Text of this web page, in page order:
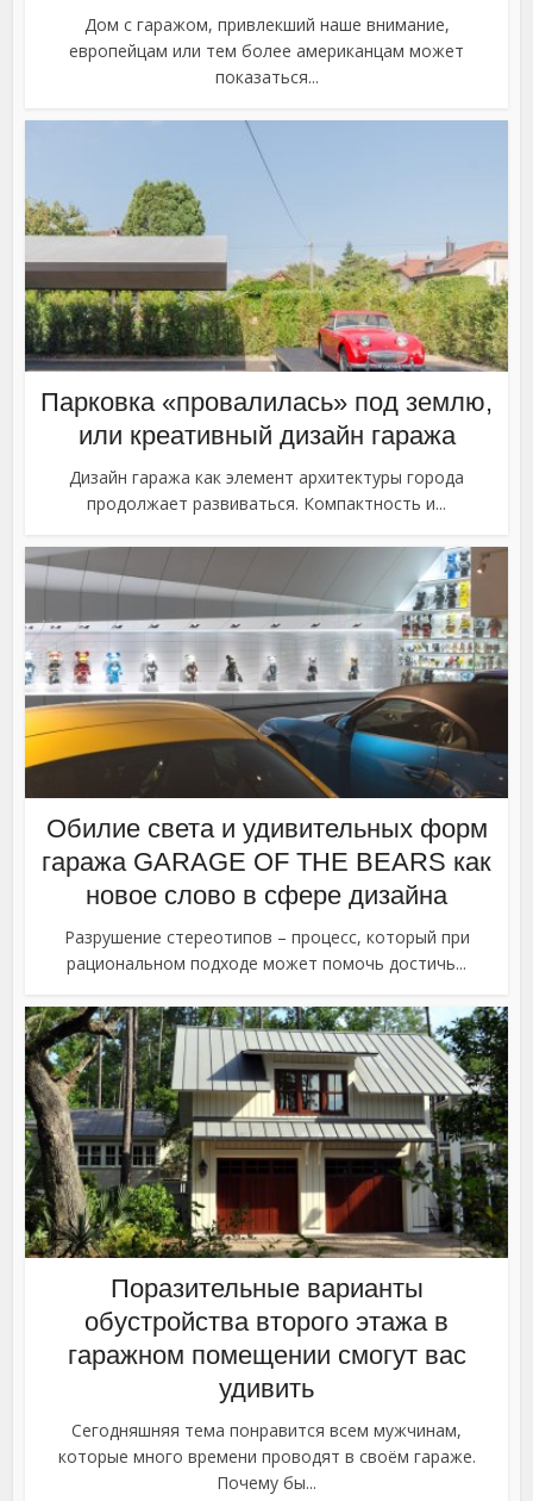
Дом с гаражом, привлекший наше внимание,
европейцам или тем более американцам может
показаться...
Парковка «провалилась» под землю,
или креативный дизайн гаража
Дизайн гаража как элемент архитектуры города
продолжает развиваться. Компактность и...
Обилие света и удивительных форм
гаража GARAGE OF THE BEARS как
новое слово в сфере дизайна
Разрушение стереотипов – процесс, который при
рациональном подходе может помочь достичь...
Поразительные варианты
обустройства второго этажа в
гаражном помещении смогут вас
удивить
Сегодняшняя тема понравится всем мужчинам,
которые много времени проводят в своём гараже.
Почему бы...